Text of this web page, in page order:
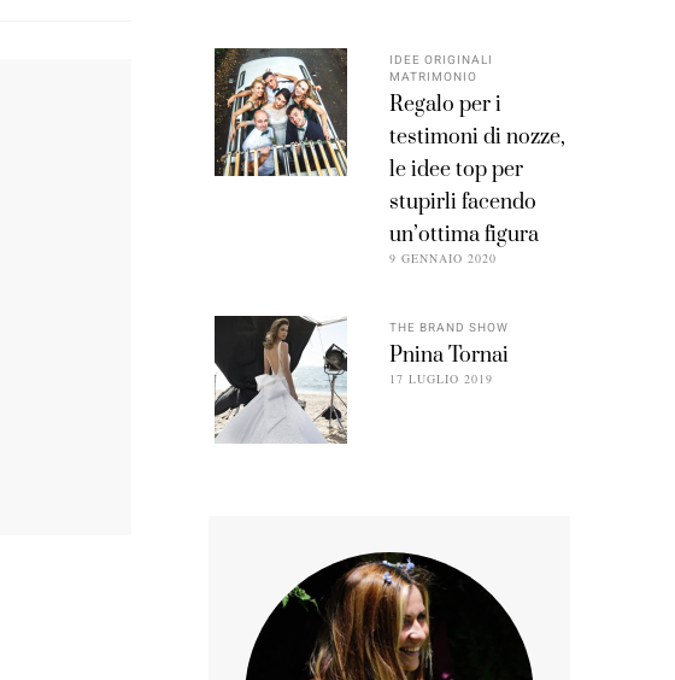
IDEE ORIGINALI
MATRIMONIO
Regalo per i
testimoni di nozze,
le idee top per
stupirli facendo
un’ottima figura
9 GENNAIO 2020
THE BRAND SHOW
Pnina Tornai
17 LUGLIO 2019